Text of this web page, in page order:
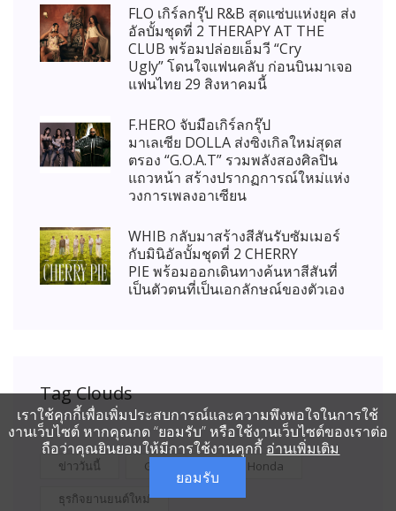
FLO เกิร์ลกรุ๊ป R&B สุดแซ่บแห่งยุค ส่ง
อัลบั้มชุดที่ 2 THERAPY AT THE
CLUB พร้อมปล่อยเอ็มวี “Cry
Ugly” โดนใจแฟนคลับ ก่อนบินมาเจอ
แฟนไทย 29 สิงหาคมนี้
F.HERO จับมือเกิร์ลกรุ๊ป
มาเลเซีย DOLLA ส่งซิงเกิลใหม่สุดส
ตรอง “G.O.A.T” รวมพลังสองศิลปิน
แถวหน้า สร้างปรากฏการณ์ใหม่แห่ง
วงการเพลงอาเซียน
WHIB กลับมาสร้างสีสันรับซัมเมอร์
กับมินิอัลบั้มชุดที่ 2 CHERRY
PIE พร้อมออกเดินทางค้นหาสีสันที่
เป็นตัวตนที่เป็นเอกลักษณ์ของตัวเอง
Tag Clouds
ข่าววันนี้ Global CEO Honda
ธุรกิจยานยนต์ใหม่
เราใช้คุกกี้เพื่อเพิ่มประสบการณ์และความพึงพอใจในการใช้
งานเว็บไซต์ หากคุณกด “ยอมรับ” หรือใช้งานเว็บไซต์ของเราต่อ
ถือว่าคุณยินยอมให้มีการใช้งานคุกกี้ อ่านเพิ่มเติม
ยอมรับ